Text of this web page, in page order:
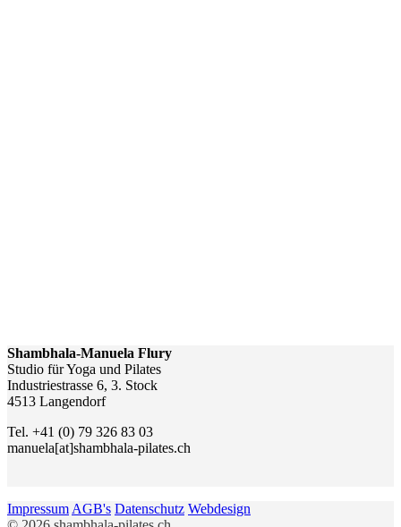
Shambhala-Manuela Flury
Studio für Yoga und Pilates
Industriestrasse 6, 3. Stock
4513 Langendorf
Tel. +41 (0) 79 326 83 03
manuela[at]shambhala-pilates.ch
ImpressumAGB's Datenschutz Webdesign